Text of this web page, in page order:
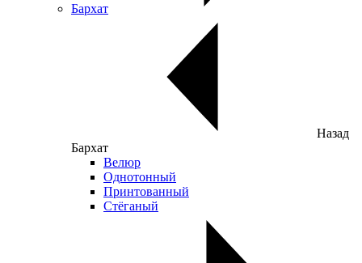
Бархат
Назад
Бархат
Велюр
Однотонный
Принтованный
Стёганый